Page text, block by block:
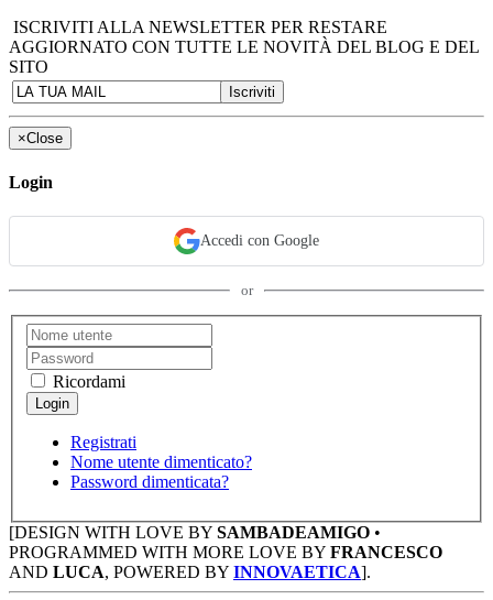
ISCRIVITI ALLA NEWSLETTER PER RESTARE
AGGIORNATO CON TUTTE LE NOVITÀ DEL BLOG E DEL
SITO
×Close
Login
Accedi con Google
or
Ricordami
Registrati
Nome utente dimenticato?
Password dimenticata?
[DESIGN WITH LOVE BY SAMBADEAMIGO •
PROGRAMMED WITH MORE LOVE BY FRANCESCO
AND LUCA, POWERED BY INNOVAETICA].